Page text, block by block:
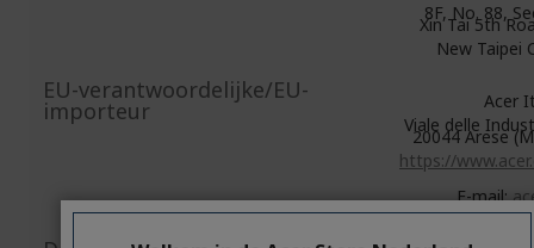
8F, No. 88,
Xin Tai 5th
New Taipei
EU-verantwoordelijke/EU-
importeur
Acer
Viale delle
20044 Arese
https://
E-mail: